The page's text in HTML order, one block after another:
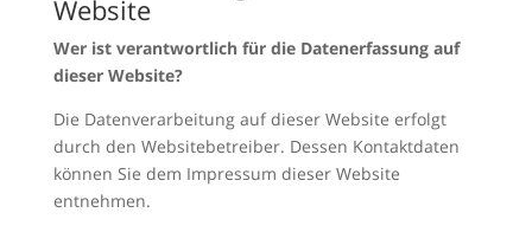
Website
Wer ist verantwortlich für die Datenerfassung auf
dieser Website?
Die Datenverarbeitung auf dieser Website erfolgt
durch den Websitebetreiber. Dessen Kontaktdaten
können Sie dem Impressum dieser Website
entnehmen.